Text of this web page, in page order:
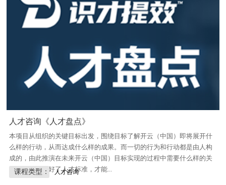
人才咨询《人才盘点》
本项目从组织的关键目标出发，围绕目标了解开云（中国）即将展开什
么样的行动，从而达成什么样的成果。而一切的行为和行动都是由人构
成的，由此推演在未来开云（中国）目标实现的过程中需要什么样的关
键人才，确定好了人才标准，才能...
课程类型： 人才咨询